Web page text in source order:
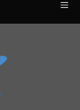
انتقل
إلى